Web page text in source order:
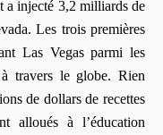
a injecté 3,2 milliards de
Les trois premières
Las Vegas parmi les
travers le globe. Rien
de dollars de recettes
alloués à l’éducation